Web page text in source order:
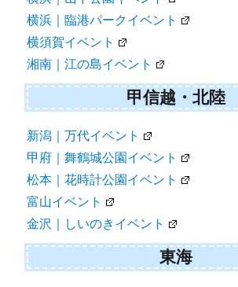
横浜｜臨港パークイベント
横須賀イベント
湘南｜江の島イベント
甲信越・北陸
新潟｜万代イベント
甲府｜舞鶴城公園イベント
松本｜花時計公園イベント
富山イベント
金沢｜しいのきイベント
東海